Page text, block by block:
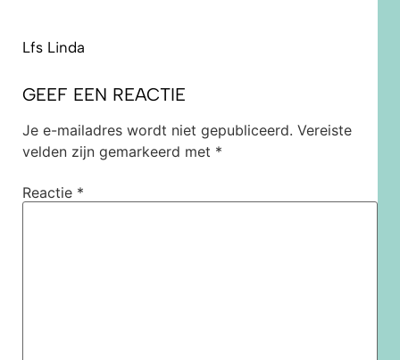
Lfs Linda
GEEF EEN REACTIE
Je e-mailadres wordt niet gepubliceerd. Vereiste
velden zijn gemarkeerd met *
Reactie *